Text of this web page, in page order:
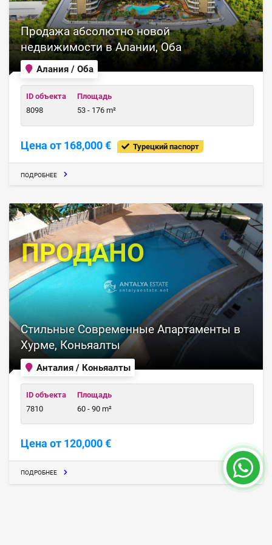
Алания / Оба
Продажа абсолютно новой
недвижимости в Алании, Оба
ID объекта
8098
Площадь
53 - 176 m²
Цена от 168,000 € Турецкий паспорт
ПОДРОБНЕЕ
Анталия / Коньяалты
Стильные Современные Апартаменты в
Хурме, Коньяалты
ID объекта
7810
Площадь
60 - 90 m²
Цена от 120,000 €
ПРОДАНО
ПОДРОБНЕЕ